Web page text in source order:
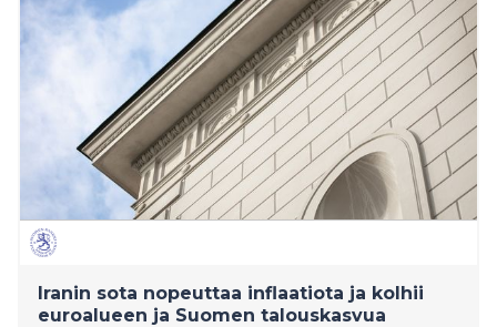
in discussions about digital and technological
independence: the router. As the digital hub in homes
and offices, more than 90 percent of all data flows
through it. Four leading European manufacturers are
therefore founding SAFENet, the Sovereignty Alliance
for European Network Technology, and are calling for
routers and network devices to be protected by
policymakers just as rigorously as 5G networks.
Iranin sota nopeuttaa inflaatiota ja kolhii
euroalueen ja Suomen talouskasvua